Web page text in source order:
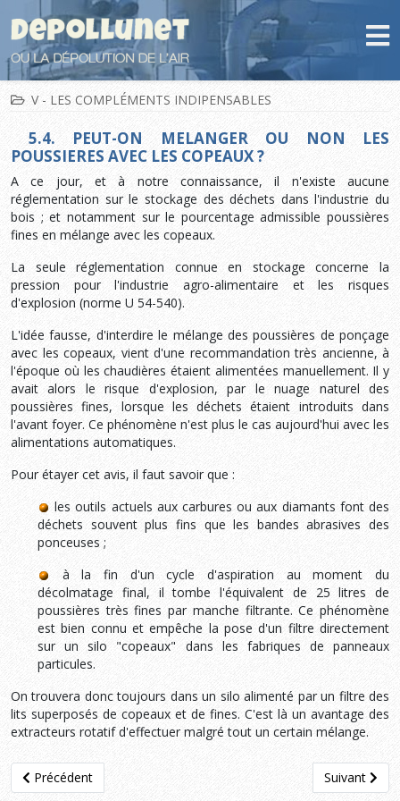
V - LES COMPLÉMENTS INDIPENSABLES
5.4. PEUT-ON MELANGER OU NON LES
POUSSIERES AVEC LES COPEAUX ?
A ce jour, et à notre connaissance, il n'existe aucune
réglementation sur le stockage des déchets dans l'industrie du
bois ; et notamment sur le pourcentage admissible poussières
fines en mélange avec les copeaux.
La seule réglementation connue en stockage concerne la
pression pour l'industrie agro-alimentaire et les risques
d'explosion (norme U 54-540).
L'idée fausse, d'interdire le mélange des poussières de ponçage
avec les copeaux, vient d'une recommandation très ancienne, à
l'époque où les chaudières étaient alimentées manuellement. Il y
avait alors le risque d'explosion, par le nuage naturel des
poussières fines, lorsque les déchets étaient introduits dans
l'avant foyer. Ce phénomène n'est plus le cas aujourd'hui avec les
alimentations automatiques.
Pour étayer cet avis, il faut savoir que :
les outils actuels aux carbures ou aux diamants font des
déchets souvent plus fins que les bandes abrasives des
ponceuses ;
à la fin d'un cycle d'aspiration au moment du
décolmatage final, il tombe l'équivalent de 25 litres de
poussières très fines par manche filtrante. Ce phénomène
est bien connu et empêche la pose d'un filtre directement
sur un silo "copeaux" dans les fabriques de panneaux
particules.
On trouvera donc toujours dans un silo alimenté par un filtre des
lits superposés de copeaux et de fines. C'est là un avantage des
extracteurs rotatif d'effectuer malgré tout un certain mélange.
Article précédent : 5.3. L'Extraction
Précédent Article
Suivant